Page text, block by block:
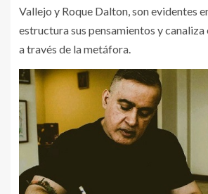
Vallejo y Roque Dalton, son evidentes
estructura sus pensamientos y
a través de la metáfora.